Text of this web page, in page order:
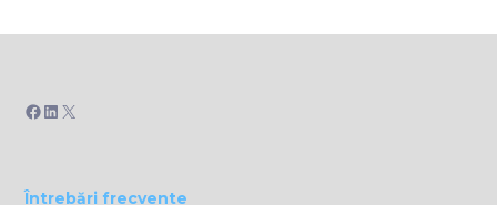
Facebook
LinkedIn
X
Întrebări frecvente